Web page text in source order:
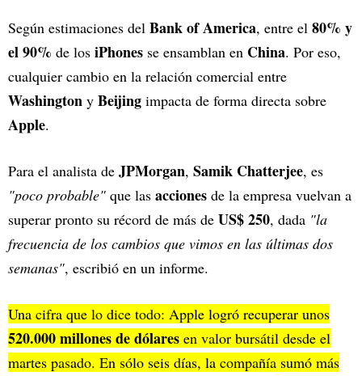
Según estimaciones del Bank of America, entre el 80% y
el 90% de los iPhones se ensamblan en China. Por eso,
cualquier cambio en la relación comercial entre
Washington y Beijing impacta de forma directa sobre
Apple.
Para el analista de JPMorgan, Samik Chatterjee, es
"poco probable" que las acciones de la empresa vuelvan a
superar pronto su récord de más de US$ 250, dada "la
frecuencia de los cambios que vimos en las últimas dos
semanas", escribió en un informe.
Una cifra que lo dice todo: Apple logró recuperar unos
520.000 millones de dólares en valor bursátil desde el
martes pasado. En sólo seis días, la compañía sumó más